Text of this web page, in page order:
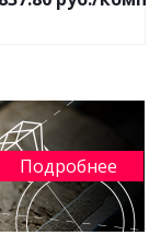
Подробнее